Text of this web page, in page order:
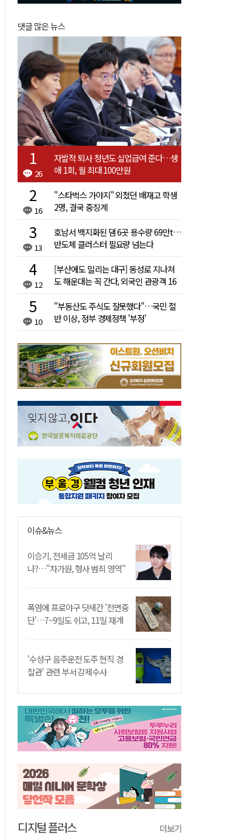
댓글 많은 뉴스
26
자발적 퇴사 청년도 실업급여 준다…생
애 1회, 월 최대 100만원
16
"스타벅스 가야지" 외쳤던 배재고 학생
2명, 결국 중징계
13
호남서 백지화된 댐 6곳 용수량 69만t…
반도체 클러스터 필요량 넘는다
12
[부산에도 밀리는 대구] 동성로 지나쳐
도 해운대는 꼭 간다, 외국인 관광객 16
10
"부동산도 주식도 잘못했다"…국민 절
반 이상, 정부 경제정책 '부정'
이슈&뉴스
이승기, 전세금 105억 날리
나?…"차가원, 형사 범죄 영역"
폭염에 프로야구 닷새간 '전면중
단'…7~9일도 쉬고, 11일 재개
'수성구 음주운전 도주 현직 경
찰관' 관련 부서 강제수사
디지털 플러스 더보기